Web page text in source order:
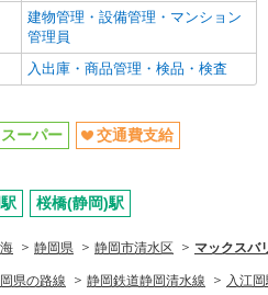
建物管理・設備管理・マンション
管理員
入出庫・商品管理・検品・検査
ーパー
交通費支給
桜橋(静岡)駅
静岡県 静岡市清水区 マックスバ
県の路線 静岡鉄道静岡清水線 入江